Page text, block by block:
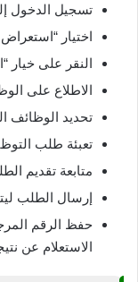
تسجيل الدخول
اختيار
النقر على خيار
الاطلاع على
تحديد الوظائف
تعبئة طلب
متابعة تقديم
إرسال الطلب
حفظ الرقم
الاستعلام عن